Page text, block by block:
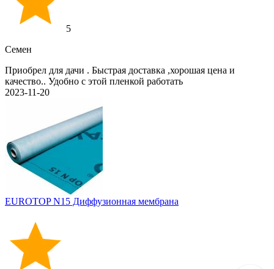
5
Семен
Приобрел для дачи . Быстрая доставка ,хорошая цена и
качество.. Удобно с этой пленкой работать
2023-11-20
EUROTOP N15 Диффузионная мембрана